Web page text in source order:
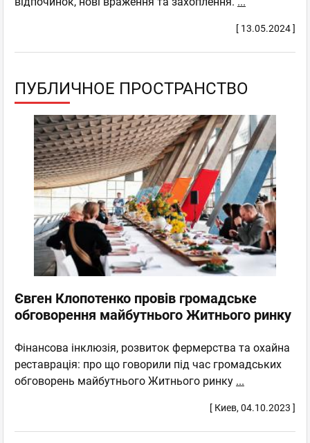
[ 13.05.2024 ]
ПУБЛИЧНОЕ ПРОСТРАНСТВО
Євген Клопотенко провів громадське
обговорення майбутнього Житнього ринку
Фінансова інклюзія, розвиток фермерства та охайна
реставрація: про що говорили під час громадських
обговорень майбутнього Житнього ринку ...
[ Киев, 04.10.2023 ]